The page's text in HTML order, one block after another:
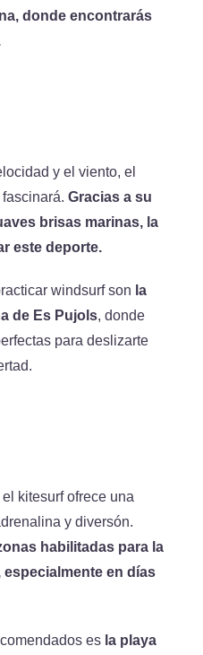
donde encontrarás
y el viento, el
Gracias a su
brisas marinas, la
este deporte.
windsurf son la
de Es Pujols, donde
para deslizarte
kitesurf ofrece una
y diversón.
habilitadas para la
en días
es la playa